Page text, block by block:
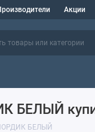
Акции
БЕЛЫЙ
НОРДИК БЕЛЫЙ